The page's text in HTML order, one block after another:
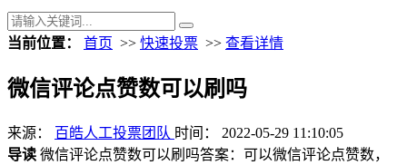
当前位置： 首页 >> 快速投票 >> 查看详情
微信评论点赞数可以刷吗
来源： 百皓人工投票团队 时间： 2022-05-29 11:10:05
导读 微信评论点赞数可以刷吗答案：可以微信评论点赞数，